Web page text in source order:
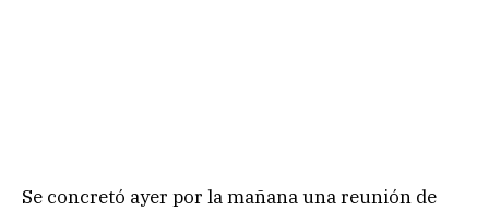
Se concretó ayer por la mañana una reunión de